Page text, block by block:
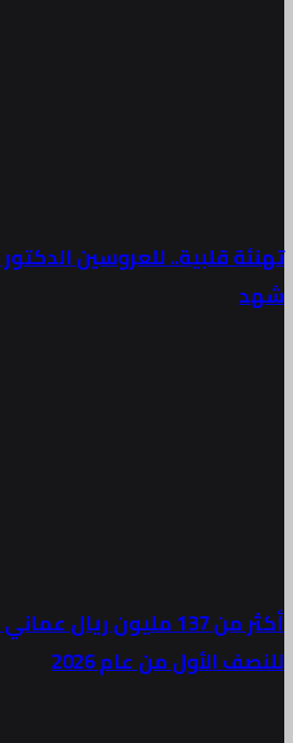
تهنئة قلبية.. للعروسين
شهد
أكثر من 137 مليون
للنصف الأول من عام 2026